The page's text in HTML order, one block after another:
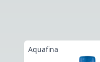
Aquafina